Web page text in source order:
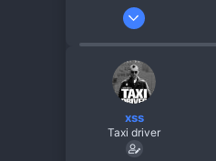
28 Кві 2014
xss
Taxi driver